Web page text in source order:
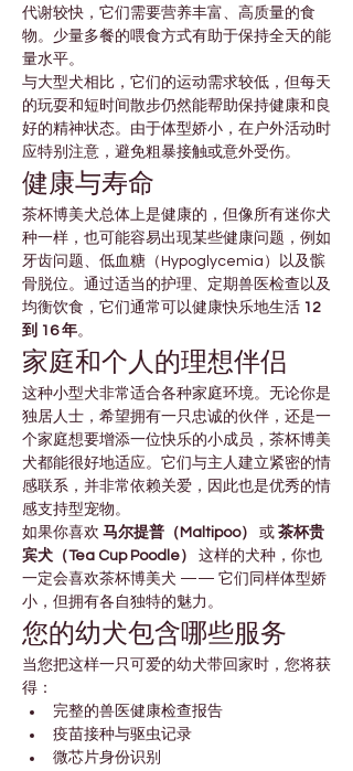
代谢较快，它们需要营养丰富、高质量的食
物。少量多餐的喂食方式有助于保持全天的能
量水平。
与大型犬相比，它们的运动需求较低，但每天
的玩耍和短时间散步仍然能帮助保持健康和良
好的精神状态。由于体型娇小，在户外活动时
应特别注意，避免粗暴接触或意外受伤。
健康与寿命
茶杯博美犬总体上是健康的，但像所有迷你犬
种一样，也可能容易出现某些健康问题，例如
牙齿问题、低血糖（Hypoglycemia）以及髌
骨脱位。通过适当的护理、定期兽医检查以及
均衡饮食，它们通常可以健康快乐地生活 12
到 16 年。
家庭和个人的理想伴侣
这种小型犬非常适合各种家庭环境。无论你是
独居人士，希望拥有一只忠诚的伙伴，还是一
个家庭想要增添一位快乐的小成员，茶杯博美
犬都能很好地适应。它们与主人建立紧密的情
感联系，并非常依赖关爱，因此也是优秀的情
感支持型宠物。
如果你喜欢 马尔提普（Maltipoo） 或 茶杯贵
宾犬（Tea Cup Poodle）
这样的犬种，你也
一定会喜欢茶杯博美犬 —— 它们同样体型娇
小，但拥有各自独特的魅力。
您的幼犬包含哪些服务
当您把这样一只可爱的幼犬带回家时，您将获
得：
完整的兽医健康检查报告
疫苗接种与驱虫记录
微芯片身份识别